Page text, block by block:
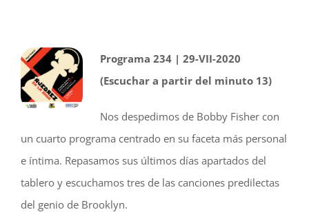
Programa 234 | 29-VII-2020
(Escuchar a partir del minuto 13)
Nos despedimos de Bobby Fisher con
un cuarto programa centrado en su faceta más personal
e íntima. Repasamos sus últimos días apartados del
tablero y escuchamos tres de las canciones predilectas
del genio de Brooklyn.